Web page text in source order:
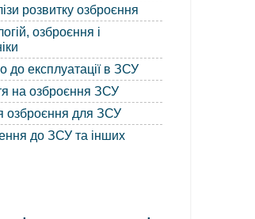
розвитку озброєння
озброєння і
експлуатації в ЗСУ
на озброєння ЗСУ
озброєння для ЗСУ
до ЗСУ та інших